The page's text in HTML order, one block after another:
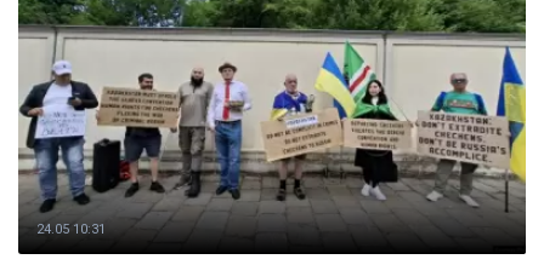
24.05 10:31